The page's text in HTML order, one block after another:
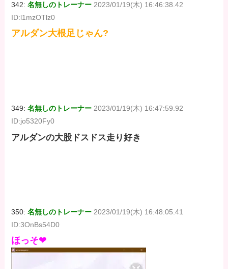
342:名無しのトレーナー 2023/01/19(木) 16:46:38.42
ID:l1mzOTlz0
アルダン大根足じゃん?
349:名無しのトレーナー 2023/01/19(木) 16:47:59.92
ID:jo5320Fy0
アルダンの大股ドスドス走り好き
350:名無しのトレーナー 2023/01/19(木) 16:48:05.41
ID:3OnBs54D0
ほっそ❤